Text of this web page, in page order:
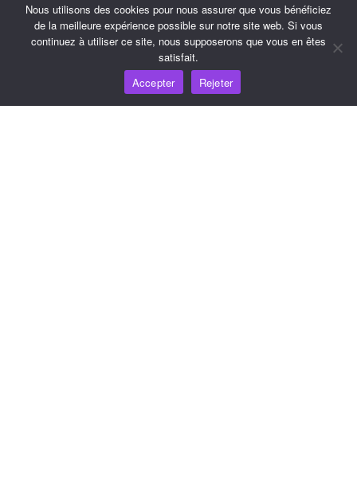
Référence SDK JS
Nous utilisons des cookies pour nous assurer que vous bénéficiez
de la meilleure expérience possible sur notre site web. Si vous
continuez à utiliser ce site, nous supposerons que vous en êtes
satisfait.
Accepter
Rejeter